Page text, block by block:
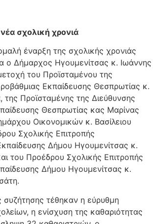
σχολική χρονιά
έναρξη της σχολικής χρονιάς
ο Δήμαρχος Ηγουμενίτσας κ. Ιωάννης
του Προϊσταμένου της
Εκπαίδευσης Θεσπρωτίας κ.
της Προϊσταμένης της Διεύθυνσης
Θεσπρωτίας κας Μαρίνας
Οικονομικών κ. Βασίλειου
Σχολικής Επιτροπής
Δήμου Ηγουμενίτσας κ.
του Προέδρου Σχολικής Επιτροπής
Δήμου Ηγουμενίτσας κ.
συζήτησης τέθηκαν η εύρυθμη
η ενίσχυση της καθαριότητας